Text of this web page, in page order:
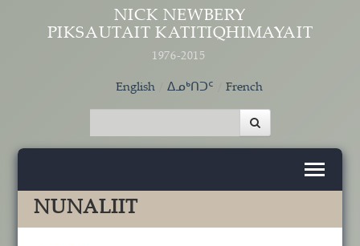
Skip to main content
NICK NEWBERY
PIKSAUTAIT KATITIQHIMAYAIT
1976-2015
English ᐃᓄᒃᑎᑐᑦ French
NUNALIIT